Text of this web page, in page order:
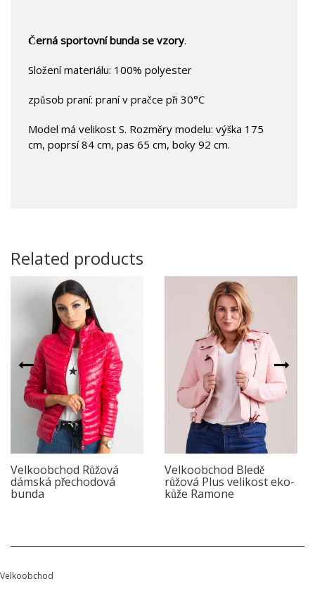
Černá sportovní bunda se vzory.
Složení materiálu: 100% polyester
způsob praní: praní v pračce při 30°C
Model má velikost S. Rozměry modelu: výška 175
cm, poprsí 84 cm, pas 65 cm, boky 92 cm.
Related products
Velkoobchod Růžová
dámská přechodová
bunda
Velkoobchod Bledě
růžová Plus velikost eko-
kůže Ramone
Velkoobchod